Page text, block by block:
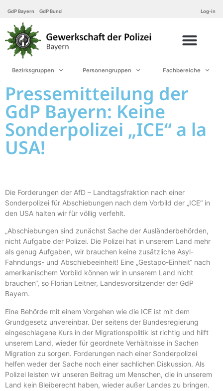
GdP Bayern GdP Bund Log-in
Bezirksgruppen Personengruppen Fachbereiche
Pressemitteilung der
GdP Bayern: Keine
Sonderpolizei „ICE“ a la
USA!
Die Forderungen der AfD – Landtagsfraktion nach einer
Sonderpolizei für Abschiebungen nach dem Vorbild der „ICE“ in
den USA halten wir für völlig verfehlt.
„Abschiebungen sind zunächst Sache der Ausländerbehörden,
nicht Aufgabe der Polizei. Die Polizei hat in unserem Land mehr
als genug Aufgaben, wir brauchen keine zusätzliche Asyl-
Fahndungs- und Abschiebeeinheit! Eine „Gestapo-Einheit“ nach
amerikanischem Vorbild können wir in unserem Land nicht
brauchen“, so Florian Leitner, Landesvorsitzender der GdP
Bayern.
Eine Behörde mit einem Vorgehen wie die ICE ist mit dem
Grundgesetz unvereinbar. Der seitens der Bundesregierung
eingeschlagene Kurs in der Migrationspolitik ist richtig und hilft
unserem Land, wieder für geordnete Verhältnisse in Sachen
Migration zu sorgen. Forderungen nach einer Sonderpolizei
helfen weder der Sache noch einer sachlichen Diskussion. Als
Polizei leisten wir unseren Beitrag um Menschen, die in unserem
Land kein Bleiberecht haben, wieder außer Landes zu bringen.